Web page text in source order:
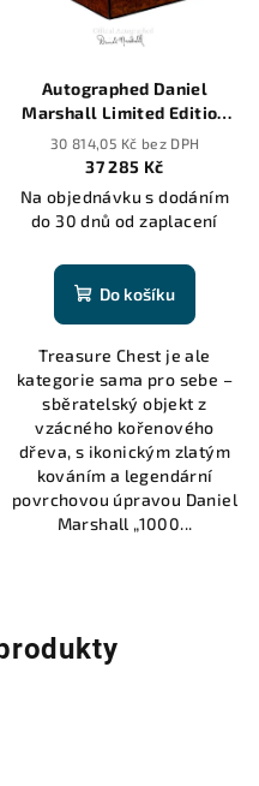
Autographed Daniel
Marshall Limited Edition
Treasure Chest Humidor in
Burl Wood - 150 cigars
30 814,05 Kč bez DPH
37 285 Kč
Na objednávku s dodáním
do 30 dnů od zaplacení
Do košíku
Treasure Chest je ale
kategorie sama pro sebe –
sběratelský objekt z
vzácného kořenového
dřeva, s ikonickým zlatým
kováním a legendární
povrchovou úpravou Daniel
Marshall „1000...